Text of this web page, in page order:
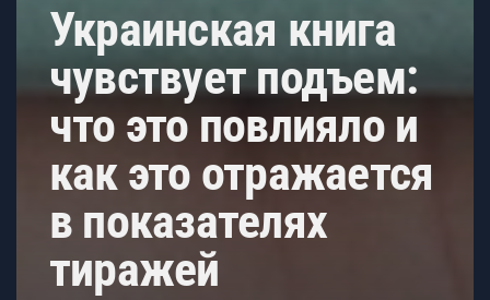
Украинская книга
чувствует подъем:
что это повлияло и
как это отражается
в показателях
тиражей